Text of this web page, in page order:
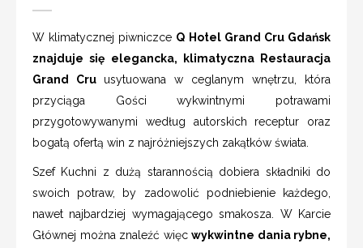
W klimatycznej piwniczce Q Hotel Grand Cru Gdańsk
znajduje się elegancka, klimatyczna Restauracja
Grand Cru usytuowana w ceglanym wnętrzu, która
przyciąga Gości wykwintnymi potrawami
przygotowywanymi według autorskich receptur oraz
bogatą ofertą win z najróżniejszych zakątków świata.
Szef Kuchni z dużą starannością dobiera składniki do
swoich potraw, by zadowolić podniebienie każdego,
nawet najbardziej wymagającego smakosza. W Karcie
Głównej można znaleźć więc wykwintne dania rybne,